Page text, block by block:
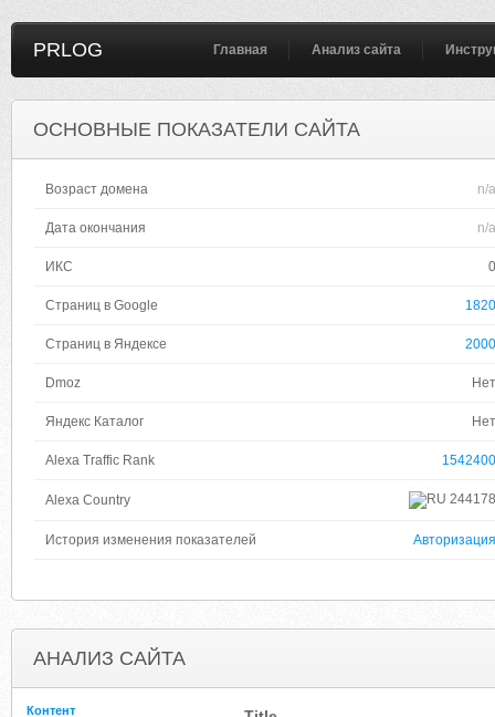
PRLOG Главная Анализ сайта
ОСНОВНЫЕ ПОКАЗАТЕЛИ САЙТА
Возраст домена n/a
Дата окончания n/a
ИКС 0
Страниц в Google 1820
Страниц в Яндексе 2000
Dmoz Нет
Яндекс Каталог Нет
Alexa Traffic Rank 1542400
Alexa Country 244178
История изменения показателей Авторизация
АНАЛИЗ САЙТА
Контент